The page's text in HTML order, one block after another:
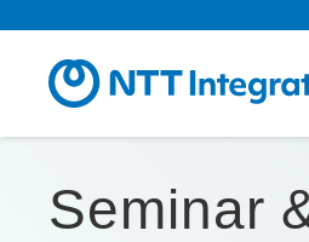
Seminar